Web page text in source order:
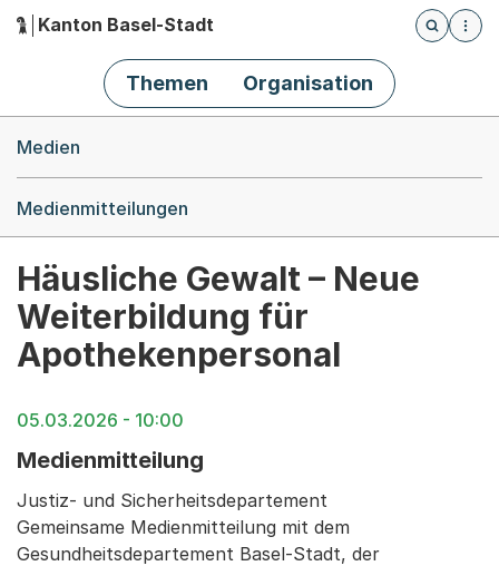
Hauptnavigation
Kanton Basel-Stadt
Öffnet
Themen Organisation
Medien
Medienmitteilungen
Häusliche Gewalt – Neue
Weiterbildung für
Apothekenpersonal
05.03.2026 - 10:00
Medienmitteilung
Justiz- und Sicherheitsdepartement
Gemeinsame Medienmitteilung mit dem
Gesundheitsdepartement Basel-Stadt, der